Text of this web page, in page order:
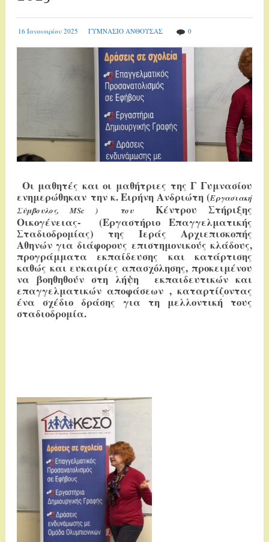
16 Ιανουαρίου 2025 ΓΥΜΝΑΣΙΟ ΑΝΘΟΥΣΑΣ 0
Οι μαθητές και οι μαθήτριες της Γ Γυμνασίου
ενημερώθηκαν την κ.Ειρήνη Ανδριώτη (Εργασιακή
Σύμβουλος, MSc ) τουΚέντρου Στήριξης
Οικογένειας- (Εργαστήριο Επαγγελματικής
Σταδιοδρομίας) της Ιεράς Αρχιεπισκοπής
Αθηνών για διάφορους επιστημονικούς κλάδους,
προγράμματα εκπαίδευσης και κατάρτισης
καθώς και ευκαιρίες απασχόλησης, προκειμένου
να βοηθηθούν στη λήψη εκπαιδευτικών και
επαγγελματικών αποφάσεων , καταρτίζοντας
ένα σχέδιο δράσης για τη μελλοντική τους
σταδιοδρομία.